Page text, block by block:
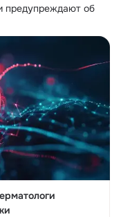
предупреждают об